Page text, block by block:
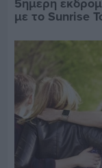
με το Sunrise